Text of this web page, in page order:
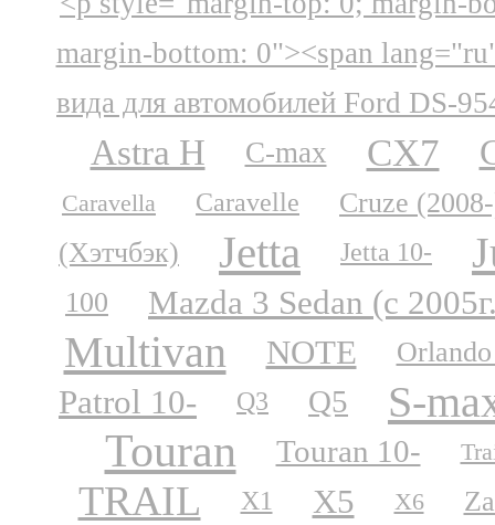
margin-bottom: 0"><span
вида для автомобилей Ford DS-
Astra H C-max CX7
Caravella Caravelle
Cruze
(Хэтчбэк)
Jetta Jetta 10-
100 Mazda 3 Sedan (с
Multivan NOTE
Patrol 10- Q3 Q5 S-
Touran Touran 10-
TRAIL X1 X5 X6